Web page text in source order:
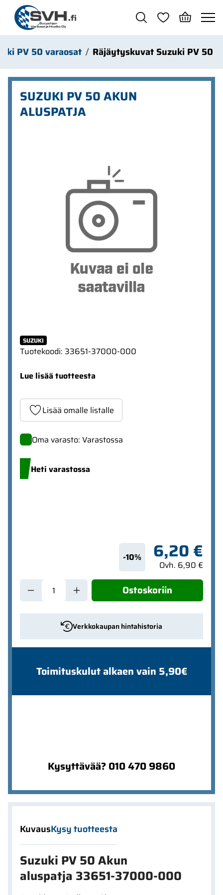
Siirry pääsisältöön
PV 50 varaosat Räjäytyskuvat Suzuki PV 50
SUZUKI PV 50 AKUN
ALUSPATJA
SUZUKI
Tuotekoodi: 33651-37000-000
Lue lisää tuotteesta
Lisää omalle listalle
Oma varasto: Varastossa
Heti varastossa
-10% 6,20 €
Ovh. 6,90 €
Ostoskoriin
Verkkokaupan hintahistoria
Toimituskulut alkaen vain 5,90€
Kysyttävää? 010 470 9860
KuvausKysy tuotteesta
Suzuki PV 50 Akun
aluspatja 33651-37000-000